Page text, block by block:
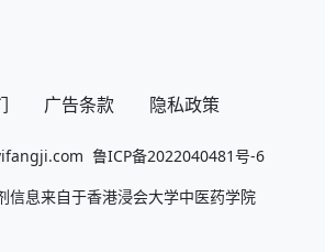
广告条款 隐私政策
鲁ICP备2022040481号-6
信息来自于香港浸会大学中医药学院